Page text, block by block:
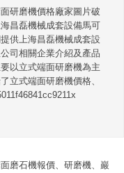
研磨機價格廠家圖片破
昌磊機械成套設備馬可
供上海昌磊機械成套設
司相關企業介紹及產品
以立式端面研磨機為主
立式端面研磨機價格、
磨石機報價、研磨機、巖